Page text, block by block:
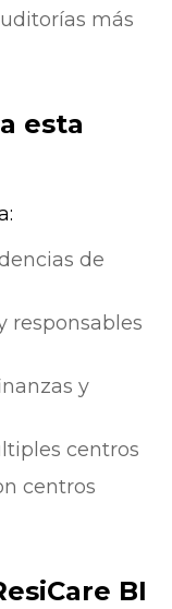
más
esta
de
responsables
y
centros
centros
BI